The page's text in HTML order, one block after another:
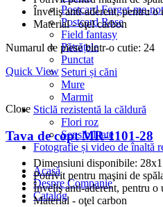
Postcard Forget-me-not
Postcard Rose
Field fantasy
Pătrățele
Punctat
Seturi și căni
Mure
Marmit
Sticlă rezistentă la căldură
Flori roz
Sensibilitate
Fotografie și video de înaltă
Acasă
Despre Companie
Catalog
Înveliş anti-aderent, pentru o
Material - oţel carbon
Numarul de piese bintr-o cutie: 24
Quick View
Close
Tava de copt MR-1101-28
Dimensiuni disponibile:
Potrivit pentru maşini de
Înveliş anti-aderent, pentru o
Material - oţel carbon